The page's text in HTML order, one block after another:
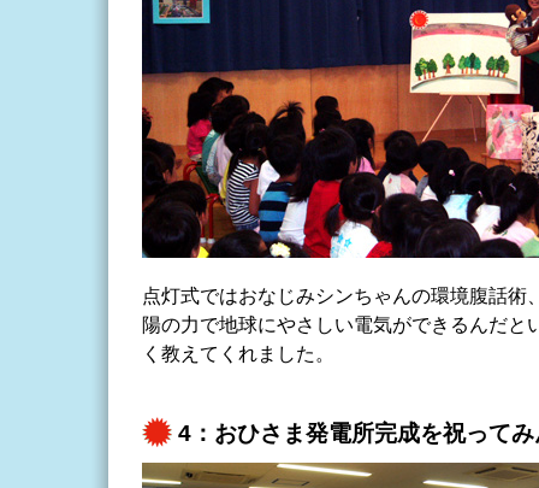
点灯式ではおなじみシンちゃんの環境腹話術
陽の力で地球にやさしい電気ができるんだと
く教えてくれました。
4：おひさま発電所完成を祝って